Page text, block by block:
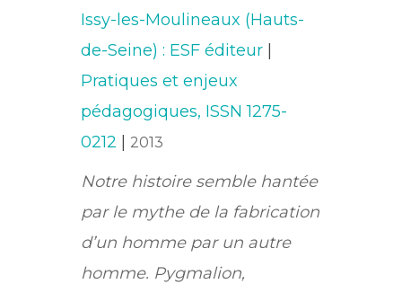
Issy-les-Moulineaux (Hauts-
de-Seine) : ESF éditeur
Pratiques et enjeux
pédagogiques, ISSN 1275-
0212
2013
Notre histoire semble hantée
par le mythe de la fabrication
d’un homme par un autre
homme. Pygmalion,